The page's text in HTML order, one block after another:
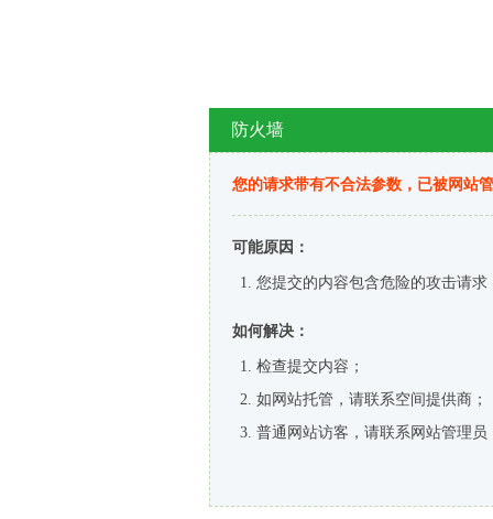
防火墙
您的请求带有不合法参数，已被网站
可能原因：
您提交的内容包含危险的攻击请求
如何解决：
检查提交内容；
如网站托管，请联系空间提供商；
普通网站访客，请联系网站管理员